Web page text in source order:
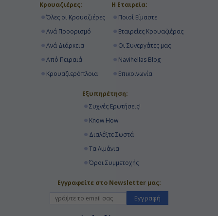
Κρουαζιέρες:
Όλες οι Κρουαζιέρες
Ανά Προορισμό
Ανά Διάρκεια
Από Πειραιά
Κρουαζιερόπλοια
Η Εταιρεία:
Ποιοί Είμαστε
Εταιρείες Κρουαζιέρας
Οι Συνεργάτες μας
Navihellas Blog
Επικοινωνία
Εξυπηρέτηση:
Συχνές Ερωτήσεις!
Know How
Διαλέξτε Σωστά
Τα Λιμάνια
Όροι Συμμετοχής
Εγγραφείτε στο Newsletter μας:
Εγγραφή